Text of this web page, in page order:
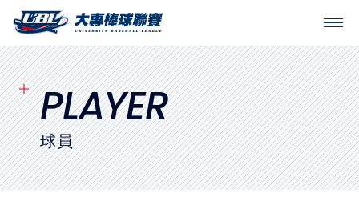
SITEMAP
首頁
球隊戰績
賽程表
PLAYER
球員